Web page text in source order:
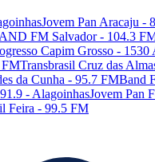
Jovem Pan Aracaju -
FM Salvador - 104.3
Capim Grosso - 1530
FMTransbrasil Cruz das
da Cunha - 95.7 FMBand
- AlagoinhasJovem Pan
Feira - 99.5 FM